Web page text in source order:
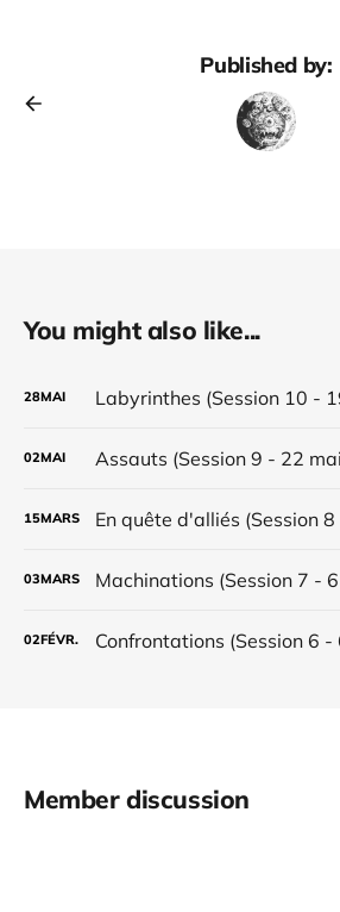
Published by:
You might also like...
28MAI
02MAI Assauts (Session 9 - 22
15MARS
03MARS
02FÉVR.
Member discussion